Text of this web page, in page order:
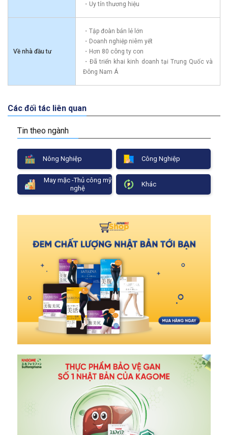
・Uy tín thương hiệu
Về nhà đầu tư
・Tập đoàn bán lẻ lớn
・Doanh nghiệp niêm yết
・Hơn 80 công ty con
・Đã triển khai kinh doanh tại Trung Quốc và
Đông Nam Á
Các đối tác liên quan
Tin theo ngành
Nông Nghiệp Công Nghiệp
May mặc -Thủ công mỹ
nghệ
Khác